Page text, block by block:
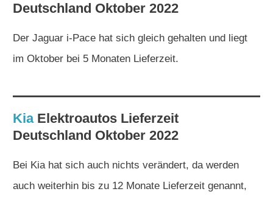
Deutschland Oktober 2022
Der Jaguar i-Pace hat sich gleich gehalten und liegt
im Oktober bei 5 Monaten Lieferzeit.
Kia Elektroautos Lieferzeit
Deutschland Oktober 2022
Bei Kia hat sich auch nichts verändert, da werden
auch weiterhin bis zu 12 Monate Lieferzeit genannt,